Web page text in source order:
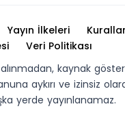
Yayın İlkeleri Kurallar
Veri Politikası
kaynak
aykırı ve izinsiz
yerde yayınlanamaz.